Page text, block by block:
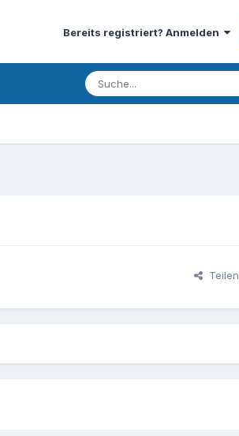
Bereits registriert? Anmelden
Teilen